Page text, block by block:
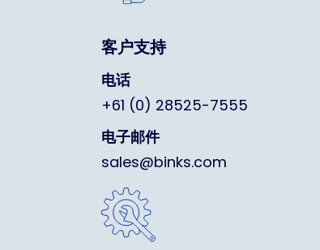
客户支持
电话
+61 (0) 28525-7555
电子邮件
sales@binks.com